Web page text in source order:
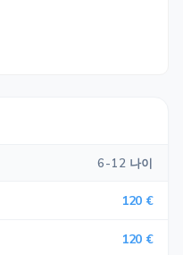
6-12 나이
120 €
120 €